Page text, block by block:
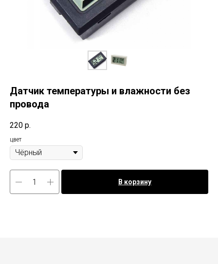
Датчик температуры и влажности без
провода
220 р.
цвет
В корзину